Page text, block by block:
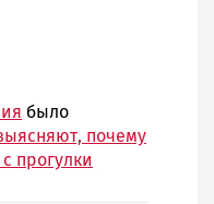
было
почему
прогулки